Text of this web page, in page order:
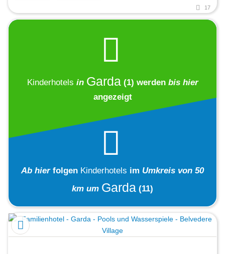
17
Kinderhotels in Garda (1) werden bis hier
angezeigt
Ab hier folgen Kinderhotels im Umkreis von 50
km um Garda (11)